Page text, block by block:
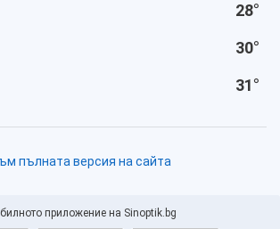
28°
30°
31°
пълната версия на сайта
приложение на Sinoptik.bg